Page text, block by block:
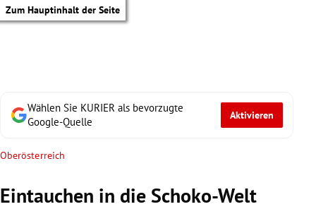
Zum Hauptinhalt der Seite
Wählen Sie KURIER als bevorzugte
Google-Quelle
Aktivieren
Oberösterreich
Eintauchen in die Schoko-Welt